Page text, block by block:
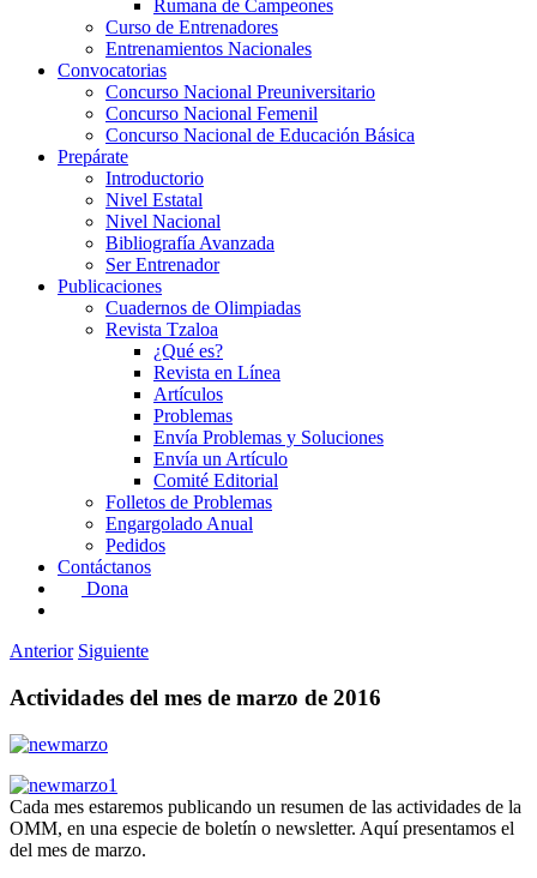
Rumana de Campeones
Curso de Entrenadores
Entrenamientos Nacionales
Convocatorias
Concurso Nacional Preuniversitario
Concurso Nacional Femenil
Concurso Nacional de Educación Básica
Prepárate
Introductorio
Nivel Estatal
Nivel Nacional
Bibliografía Avanzada
Ser Entrenador
Publicaciones
Cuadernos de Olimpiadas
Revista Tzaloa
¿Qué es?
Revista en Línea
Artículos
Problemas
Envía Problemas y Soluciones
Envía un Artículo
Comité Editorial
Folletos de Problemas
Engargolado Anual
Pedidos
Contáctanos
Dona
Anterior Siguiente
Actividades del mes de marzo de 2016
Cada mes estaremos publicando un resumen de las actividades de la
OMM, en una especie de boletín o newsletter. Aquí presentamos el
del mes de marzo.